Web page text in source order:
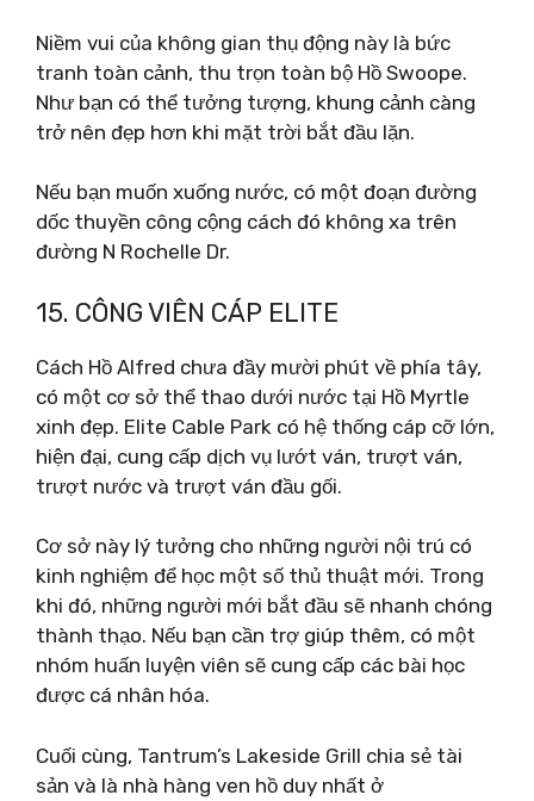
Niềm vui của không gian thụ động này là bức
tranh toàn cảnh, thu trọn toàn bộ Hồ Swoope.
Như bạn có thể tưởng tượng, khung cảnh càng
trở nên đẹp hơn khi mặt trời bắt đầu lặn.
Nếu bạn muốn xuống nước, có một đoạn đường
dốc thuyền công cộng cách đó không xa trên
đường N Rochelle Dr.
15. CÔNG VIÊN CÁP ELITE
Cách Hồ Alfred chưa đầy mười phút về phía tây,
có một cơ sở thể thao dưới nước tại Hồ Myrtle
xinh đẹp. Elite Cable Park có hệ thống cáp cỡ lớn,
hiện đại, cung cấp dịch vụ lướt ván, trượt ván,
trượt nước và trượt ván đầu gối.
Cơ sở này lý tưởng cho những người nội trú có
kinh nghiệm để học một số thủ thuật mới. Trong
khi đó, những người mới bắt đầu sẽ nhanh chóng
thành thạo. Nếu bạn cần trợ giúp thêm, có một
nhóm huấn luyện viên sẽ cung cấp các bài học
được cá nhân hóa.
Cuối cùng, Tantrum’s Lakeside Grill chia sẻ tài
sản và là nhà hàng ven hồ duy nhất ở